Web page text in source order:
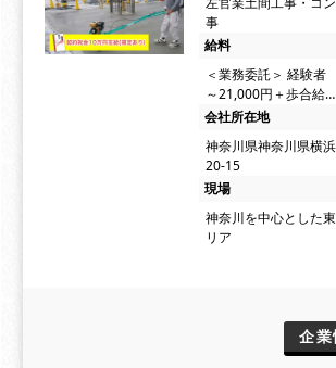
事
給料
＜業務委託＞ 経験
～21,000円＋歩合給…
会社所在地
神奈川県神奈川県横
20-15
現場
神奈川を中心とした
リア
企業